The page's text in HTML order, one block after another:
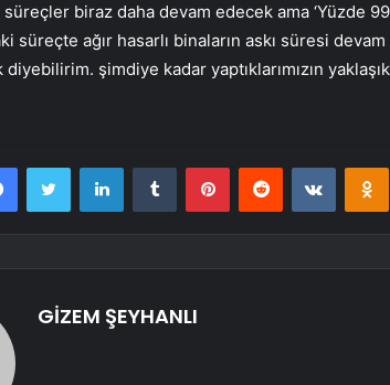
biraz daha devam edecek ama ‘Yüzde
süreçte ağır hasarlı binaların askı süresi
şimdiye kadar yaptıklarımızın
FacebookTwitter LinkedInTumblr PinterestReddit
GİZEM ŞEYHANLI